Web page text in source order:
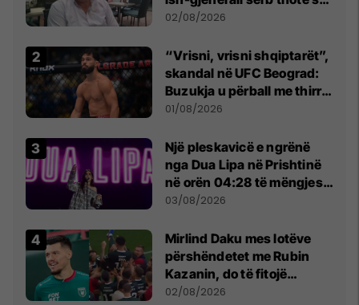
dikush e tradhtoi në
02/08/2026
“Vrisni, vrisni shqiptarët”,
skandal në UFC Beograd:
Buzukja u përball me thirrje
anti-shqiptare nga
01/08/2026
Një pleskavicë e ngrënë
nga Dua Lipa në Prishtinë
në orën 04:28 të mëngjesit
- dhe bota digjitale serbe
03/08/2026
Mirlind Daku mes lotëve
përshëndetet me Rubin
Kazanin, do të fitojë
miliona te Spartak Moska
02/08/2026